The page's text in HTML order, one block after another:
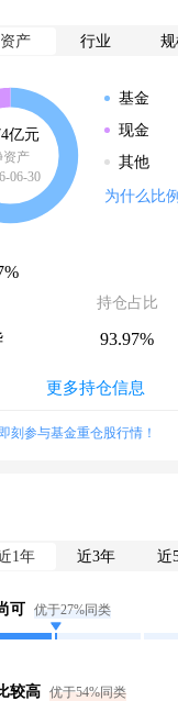
资产 行业
亿元
资产
06-30
基金
现金
其他
为什么比
持仓占比
93.97%
更多持仓信息
刻参与基金重仓股行情！
1年 近3年 近
可 优于27%同类
较高 优于54%同类